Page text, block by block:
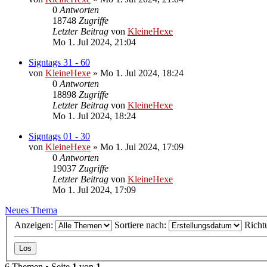
0 Antworten
18748 Zugriffe
Letzter Beitrag von KleineHexe
Mo 1. Jul 2024, 21:04
Signtags 31 - 60
von KleineHexe » Mo 1. Jul 2024, 18:24
0 Antworten
18898 Zugriffe
Letzter Beitrag von KleineHexe
Mo 1. Jul 2024, 18:24
Signtags 01 - 30
von KleineHexe » Mo 1. Jul 2024, 17:09
0 Antworten
19037 Zugriffe
Letzter Beitrag von KleineHexe
Mo 1. Jul 2024, 17:09
Neues Thema
Anzeigen:
Sortiere nach: